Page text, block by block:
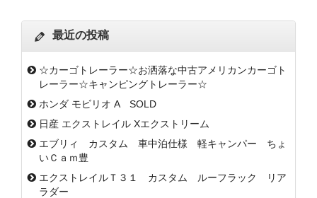
最近の投稿
☆カーゴトレーラー☆お洒落な中古アメリカンカーゴト
レーラー☆キャンピングトレーラー☆
ホンダ モビリオ A SOLD
日産 エクストレイル Xエクストリーム
エブリィ カスタム 車中泊仕様 軽キャンパー ちょ
いＣａｍ豊
エクストレイルＴ３１ カスタム ルーフラック リア
ラダー